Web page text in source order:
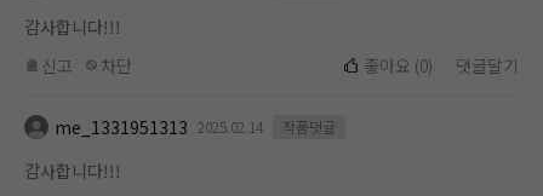
감사합니다!!!
신고
차단 좋아요 (0) 댓글달기
me_1331951313 2025.02.14 작품댓글
감사합니다!!!